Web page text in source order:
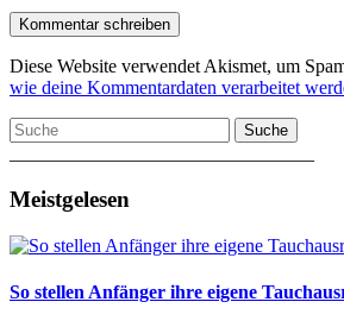
Diese Website verwendet Akismet, um
wie deine Kommentardaten verarbeitet
Suche
Meistgelesen
So stellen Anfänger ihre eigene